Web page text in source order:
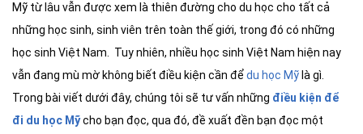
Mỹ từ lâu vẫn được xem là thiên đường cho du học cho tất cả
những học sinh, sinh viên trên toàn thế giới, trong đó có những
học sinh Việt Nam. Tuy nhiên, nhiều học sinh Việt Nam hiện nay
vẫn đang mù mờ không biết điều kiện cần đểdu học Mỹ là gì.
Trong bài viết dưới đây, chúng tôi sẽ tư vấn những điều kiện để
đi du học Mỹcho bạn đọc, qua đó, đề xuất đền bạn đọc một